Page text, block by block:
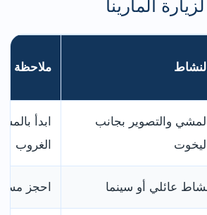
المارينا
النشاط ملاحظة
المشي والتصوير بجانب
اليخوت
ابدأ
الغروب
عائلي أو سينما احجز